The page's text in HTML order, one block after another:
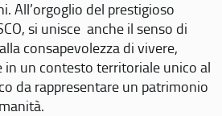
All’orgoglio del prestigioso
si unisce anche il senso di
consapevolezza di vivere,
in un contesto territoriale unico al
da rappresentare un patrimonio